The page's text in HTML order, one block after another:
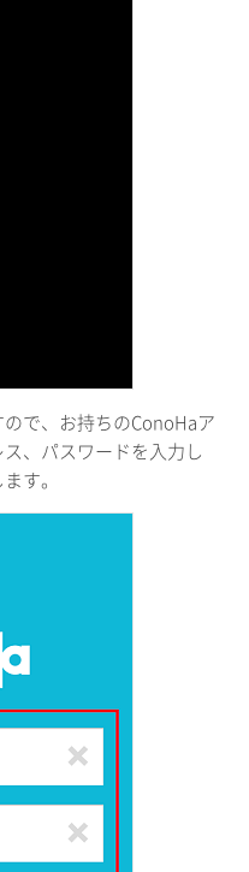
で、お持ちのConoHaア
、パスワードを入力し
す。